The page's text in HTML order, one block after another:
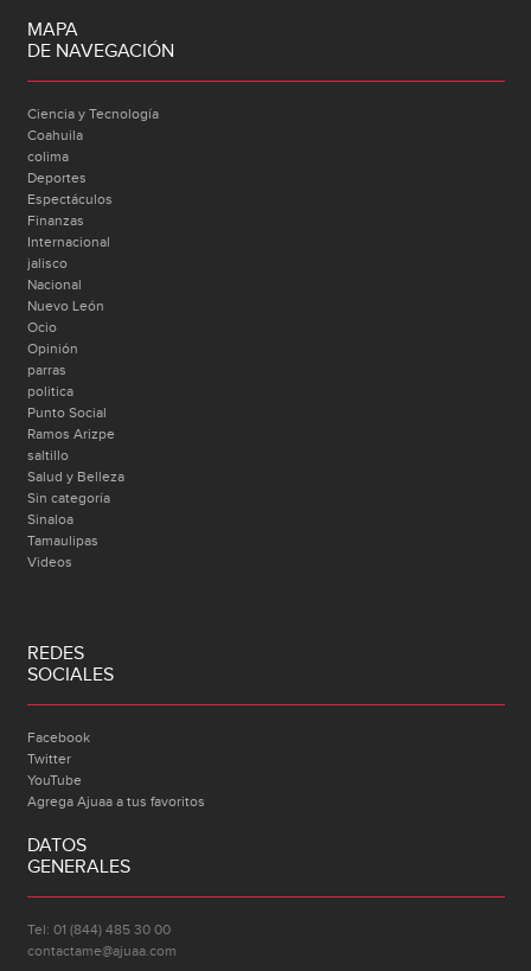
MAPA
DE NAVEGACIÓN
Ciencia y Tecnología
Coahuila
colima
Deportes
Espectáculos
Finanzas
Internacional
jalisco
Nacional
Nuevo León
Ocio
Opinión
parras
politica
Punto Social
Ramos Arizpe
saltillo
Salud y Belleza
Sin categoría
Sinaloa
Tamaulipas
Videos
REDES
SOCIALES
Facebook
Twitter
YouTube
Agrega Ajuaa a tus favoritos
DATOS
GENERALES
Tel: 01 (844) 485 30 00
contactame@ajuaa.com